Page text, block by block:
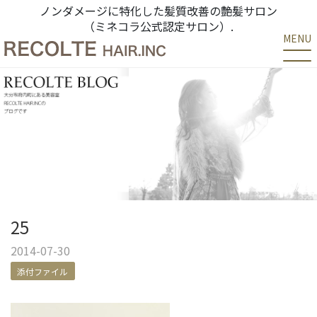
ノンダメージに特化した髪質改善の艶髪サロン
（ミネコラ公式認定サロン）.
MENU
25
2014-07-30
添付ファイル